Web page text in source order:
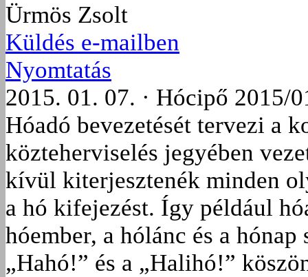
Ürmös Zsolt
Küldés e-mailben
Nyomtatás
2015. 01. 07. · Hócipő 2015/
Hóadó bevezetését tervezi a
közteherviselés jegyében
kívül kiterjesztenék minden
a hó kifejezést. Így például
hóember, a hólánc és a
„Hahó!” és a „Halihó!”